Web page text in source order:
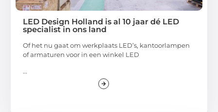
LED Design Holland is al 10 jaar dé LED
specialist in ons land
Of het nu gaat om werkplaats LED’s, kantoorlampen
of armaturen voor in een winkel LED
...